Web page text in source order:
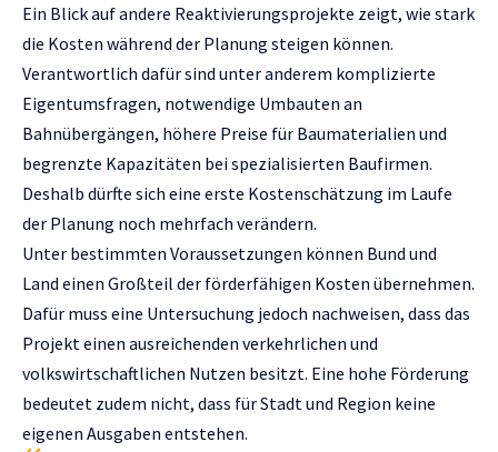
Ein Blick auf andere Reaktivierungsprojekte zeigt, wie stark
die Kosten während der Planung steigen können.
Verantwortlich dafür sind unter anderem komplizierte
Eigentumsfragen, notwendige Umbauten an
Bahnübergängen, höhere Preise für Baumaterialien und
begrenzte Kapazitäten bei spezialisierten Baufirmen.
Deshalb dürfte sich eine erste Kostenschätzung im Laufe
der Planung noch mehrfach verändern.
Unter bestimmten Voraussetzungen können Bund und
Land einen Großteil der förderfähigen Kosten übernehmen.
Dafür muss eine Untersuchung jedoch nachweisen, dass das
Projekt einen ausreichenden verkehrlichen und
volkswirtschaftlichen Nutzen besitzt. Eine hohe Förderung
bedeutet zudem nicht, dass für Stadt und Region keine
eigenen Ausgaben entstehen.